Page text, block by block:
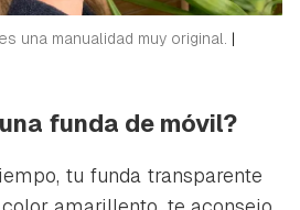
una manualidad muy original. |
funda de móvil?
tu funda transparente